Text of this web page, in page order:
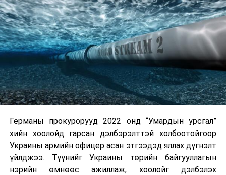
Германы прокурорууд 2022 онд “Умардын урсгал”
хийн хоолойд гарсан дэлбэрэлттэй холбоотойгоор
Украины армийн офицер асан этгээдэд яллах дүгнэлт
үйлджээ. Түүнийг Украины төрийн байгууллагын
нэрийн өмнөөс ажиллаж, хоолойг дэлбэлэх